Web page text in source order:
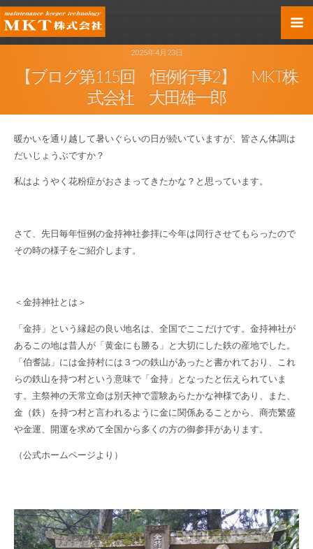
2025年4月23日
【ブログ第115回 恒例行事2】 MKT株
式会社 大田雄一郎
暖かいを通り越して暑いぐらいの日が続いていますが、皆さん体調は
だいじょうぶですか？
私はようやく花粉症がおさまってきたかな？と思っています。
さて、先日毎年恒例の金持神社参拝に今年は同行させてもらったので
その時の様子をご紹介します。
＜金持神社とは＞
「金持」という縁起の良い地名は、全国でここだけです。金持神社が
あるこの地は昔人が「黄金にも勝る」と大切にした鉄の産地でした。
「伯耆誌」には金持村には３つの鉄山があったと書かれており、これ
らの鉄山を持つ村という意味で「金持」となったと伝えられていま
す。主祭神の天常立命は別天神で霊験あらたかな神様であり、また、
金（鉄）を持つ村と言われるように金に関係あることから、商売繁盛
や金運、開運を求めて全国から多くの方の御参拝があります。
（公式ホームページより）